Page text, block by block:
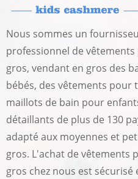
Nous sommes un
professionnel de
gros, vendant en gros des
bébés, des vêtements pour
maillots de bain pour
détaillants de plus de 130
adapté aux moyennes et
gros. L'achat de vêtements
gros chez nous est sécurisé